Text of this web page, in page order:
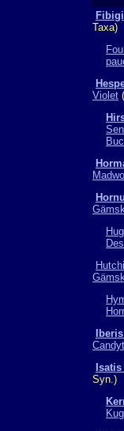
Taxa)
Violet
Iberis
Isatis
Syn.)